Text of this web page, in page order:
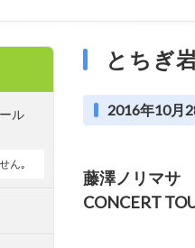
とちぎ
2016年10月
藤澤ノリマサ
CONCERT
ル
ん｡